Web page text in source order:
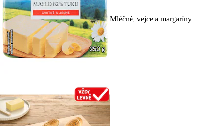
Mléčné, vejce a margaríny